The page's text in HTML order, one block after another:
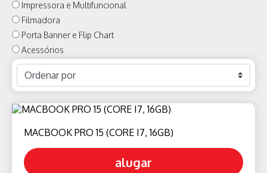
Impressora e Multifuncional
Filmadora
Porta Banner e Flip Chart
Acessórios
MACBOOK PRO 15 (CORE I7, 16GB)
alugar